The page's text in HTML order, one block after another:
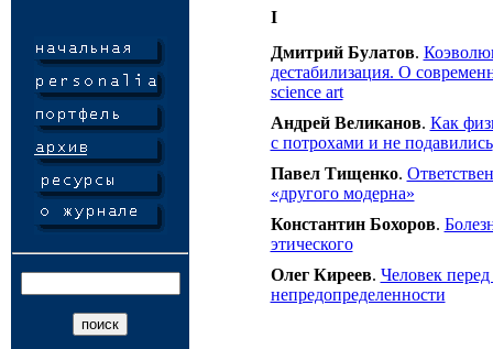
I
Дмитрий Булатов.
дестабилизация. О
science art
Андрей Великанов. Как
с потрохами и не подавились
Павел Тищенко.
«другого модерна»
Константин Бохоров.
этического
Олег Киреев. Человек
непредопределенности